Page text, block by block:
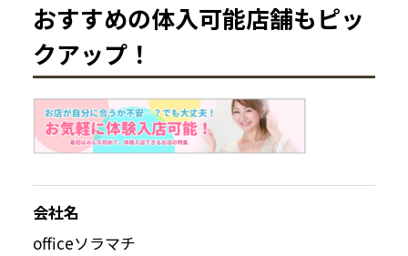
おすすめの体入可能店舗もピッ
クアップ！
会社名
officeソラマチ